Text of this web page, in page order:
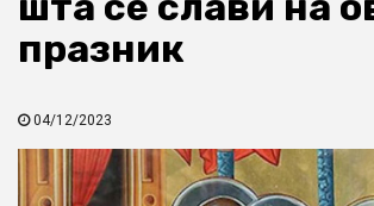
празник
04/12/2023